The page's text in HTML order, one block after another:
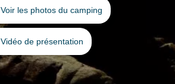
Voir les photos du camping
Vidéo de présentation